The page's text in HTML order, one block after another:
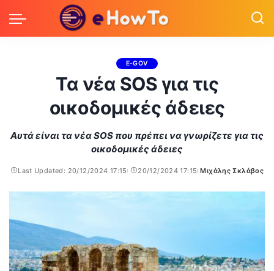
E-GOV
Τα νέα SOS για τις
οικοδομικές άδειες
Αυτά είναι τα νέα SOS που πρέπει να γνωρίζετε για τις
οικοδομικές άδειες
Last Updated: 20/12/2024 17:15 20/12/2024 17:15
Posted
Μιχάλης Σκλάβος